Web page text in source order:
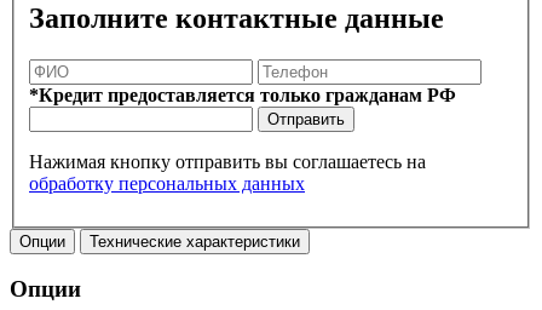
Заполните контактные данные
*Кредит предоставляется только гражданам РФ
Отправить
Нажимая кнопку отправить вы соглашаетесь на
обработку персональных данных
Опции Технические характеристики
Опции